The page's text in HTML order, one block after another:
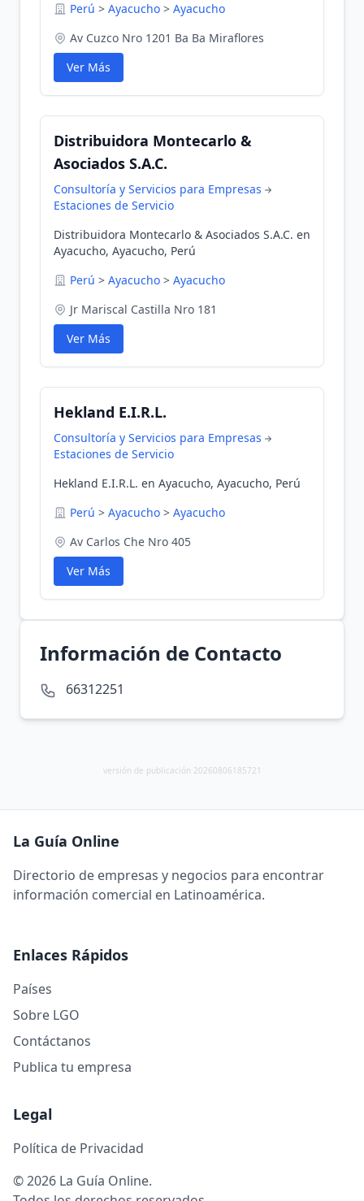
Perú > Ayacucho > Ayacucho
Av Cuzco Nro 1201 Ba Ba Miraflores
Ver Más
Distribuidora Montecarlo &
Asociados S.A.C.
Consultoría y Servicios para Empresas
Estaciones de Servicio
Distribuidora Montecarlo & Asociados S.A.C. en
Ayacucho, Ayacucho, Perú
Perú > Ayacucho > Ayacucho
Jr Mariscal Castilla Nro 181
Ver Más
Hekland E.I.R.L.
Consultoría y Servicios para Empresas
Estaciones de Servicio
Hekland E.I.R.L. en Ayacucho, Ayacucho, Perú
Perú > Ayacucho > Ayacucho
Av Carlos Che Nro 405
Ver Más
Información de Contacto
66312251
versión de publicación 20260806185721
La Guía Online
Directorio de empresas y negocios para encontrar
información comercial en Latinoamérica.
Enlaces Rápidos
Países
Sobre LGO
Contáctanos
Publica tu empresa
Legal
Política de Privacidad
© 2026 La Guía Online.